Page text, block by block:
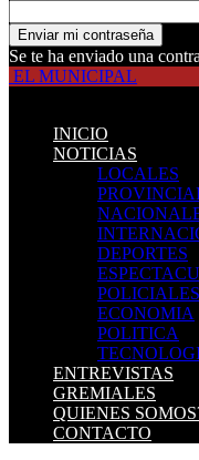
Se te ha enviado una
EL MUNICIPAL
INICIO
NOTICIAS
LOCALES
DEPORTES
POLICIALES
ECONOMIA
POLITICA
ENTREVISTAS
GREMIALES
QUIENES
CONTACTO